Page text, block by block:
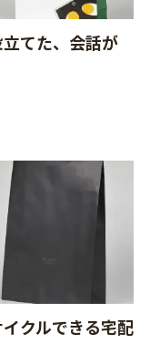
てた、会話が
クルできる宅配